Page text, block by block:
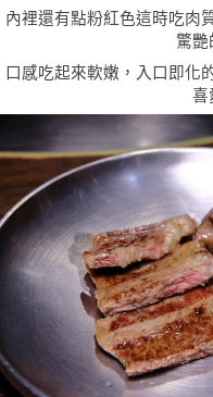
內裡還有點粉紅色這時吃肉
驚艷
口感吃起來軟嫩，入口即化
喜